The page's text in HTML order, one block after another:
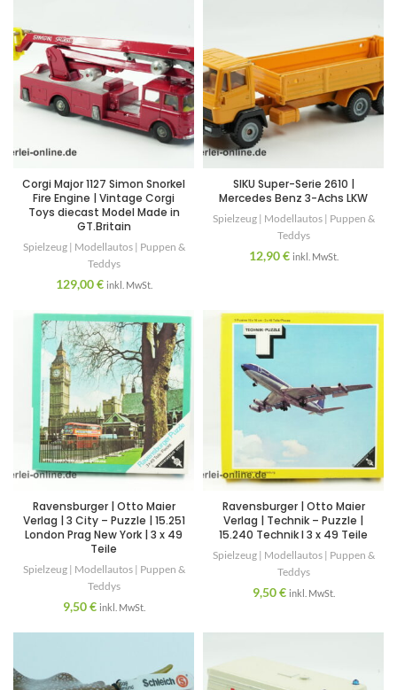
Corgi Major 1127 Simon Snorkel
Fire Engine | Vintage Corgi
Toys diecast Model Made in
GT.Britain
Spielzeug | Modellautos | Puppen &
Teddys
129,00€ inkl. MwSt.
SIKU Super-Serie 2610 |
Mercedes Benz 3-Achs LKW
Spielzeug | Modellautos | Puppen &
Teddys
12,90€ inkl. MwSt.
Ravensburger | Otto Maier
Verlag | 3 City – Puzzle | 15.251
London Prag New York | 3 x 49
Teile
Spielzeug | Modellautos | Puppen &
Teddys
9,50€ inkl. MwSt.
Ravensburger | Otto Maier
Verlag | Technik – Puzzle |
15.240 Technik I 3 x 49 Teile
Spielzeug | Modellautos | Puppen &
Teddys
9,50€ inkl. MwSt.